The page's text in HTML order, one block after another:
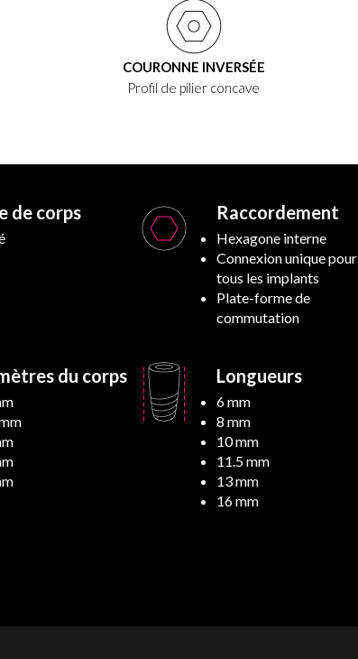
COURONNE INVERSÉE
Profil de pilier concave
de corps Raccordement
Hexagone interne
Connexion unique pour
tous les implants
Plate-forme de
commutation
du corps Longueurs
6 mm
8 mm
10 mm
11.5 mm
13 mm
16 mm